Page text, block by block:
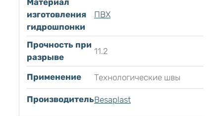
Материал
изготовления
гидрошпонки
ПВХ
Прочность при
разрыве
11.2
Применение Технологические швы
ПроизводительBesaplast